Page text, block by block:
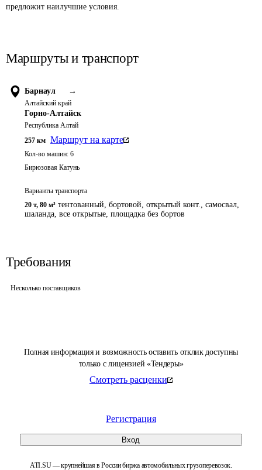
Полная информация и возможность оставить отклик доступны
только с лицензией «Тендеры»
Смотреть расценки
Регистрация
Вход
ATI.SU — крупнейшая в России биржа автомобильных грузоперевозок.
предложит наилучшие условия.
Маршруты и транспорт
Барнаул →
Алтайский край
Горно-Алтайск
Республика Алтай
257 км Маршрут на карте
Кол-во машин: 6
Бирюзовая Катунь
Варианты транспорта
20 т, 80 м³ тентованный, бортовой, открытый конт., самосвал,
шаланда, все открытые, площадка без бортов
Требования
Несколько поставщиков